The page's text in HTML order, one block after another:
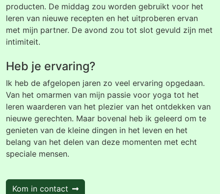
producten. De middag zou worden gebruikt voor het
leren van nieuwe recepten en het uitproberen ervan
met mijn partner. De avond zou tot slot gevuld zijn met
intimiteit.
Heb je ervaring?
Ik heb de afgelopen jaren zo veel ervaring opgedaan.
Van het omarmen van mijn passie voor yoga tot het
leren waarderen van het plezier van het ontdekken van
nieuwe gerechten. Maar bovenal heb ik geleerd om te
genieten van de kleine dingen in het leven en het
belang van het delen van deze momenten met echt
speciale mensen.
Kom in contact